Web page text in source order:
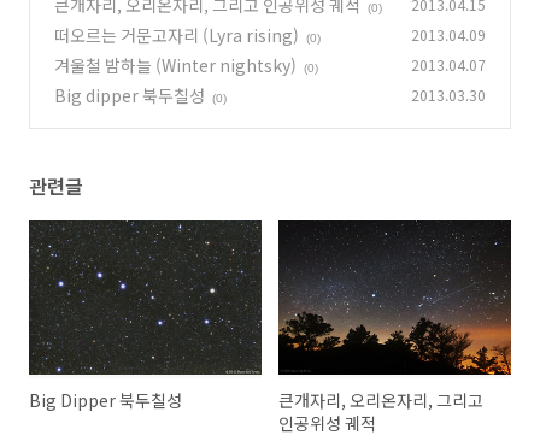
(0)
떠오르는 거문고자리 (Lyra rising) (0) 2013.04.09
겨울철 밤하늘 (Winter nightsky) (0) 2013.04.07
Big dipper 북두칠성 (0) 2013.03.30
관련글
Big Dipper 북두칠성
큰개자리, 오리온자리, 그리고
인공위성 궤적